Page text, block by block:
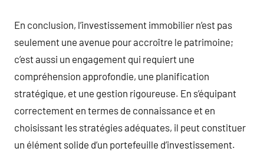
En conclusion, l’investissement immobilier n’est pas
seulement une avenue pour accroître le patrimoine;
c’est aussi un engagement qui requiert une
compréhension approfondie, une planification
stratégique, et une gestion rigoureuse. En s’équipant
correctement en termes de connaissance et en
choisissant les stratégies adéquates, il peut constituer
un élément solide d’un portefeuille d’investissement.